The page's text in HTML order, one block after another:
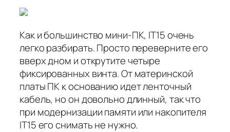
Как и большинство мини-ПК, IT15 очень
легко разбирать. Просто переверните его
вверх дном и открутите четыре
фиксированных винта. От материнской
платы ПК к основанию идет ленточный
кабель, но он довольно длинный, так что
при модернизации памяти или накопителя
IT15 его снимать не нужно.